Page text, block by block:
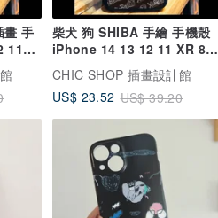
11
柴犬 狗 SHIBA 手繪 手機殼
iPhone 14 13 12 11 XR 8 7
CHIC SHOP 插畫設計館
US$ 23.52 US$ 39.20